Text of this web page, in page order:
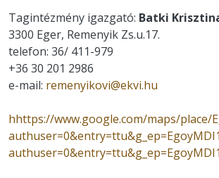
Tagintézmény igazgató: Batki
3300 Eger, Remenyik Zs.u.17.
telefon: 36/ 411-979
+36 30 201 2986
e-mail: remenyikovi@ekvi.hu
hhttps://www.google.com/maps/place/